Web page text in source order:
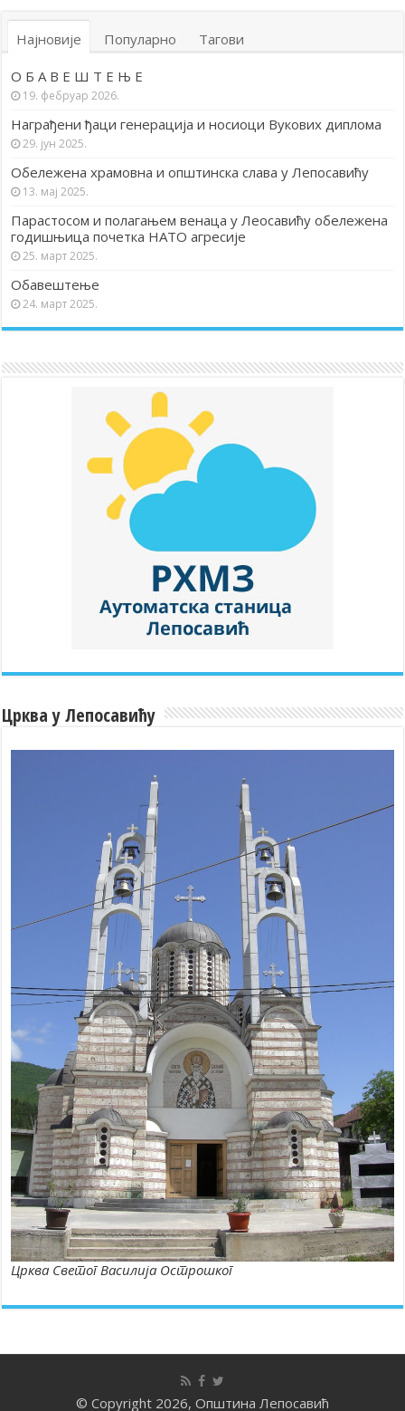
Најновије Популарно Тагови
О Б А В Е Ш Т Е Њ Е
19. фебруар 2026.
Награђени ђаци генерација и носиоци Вукових диплома
29. јун 2025.
Обележена храмовна и општинска слава у Лепосавићу
13. мај 2025.
Парастосом и полагањем венаца у Леосавићу обележена
годишњица почетка НАТО агресије
25. март 2025.
Обавештење
24. март 2025.
Црква у Лепосавићу
Црква Светог Василија Острошког
© Copyright 2026, Општина Лепосавић